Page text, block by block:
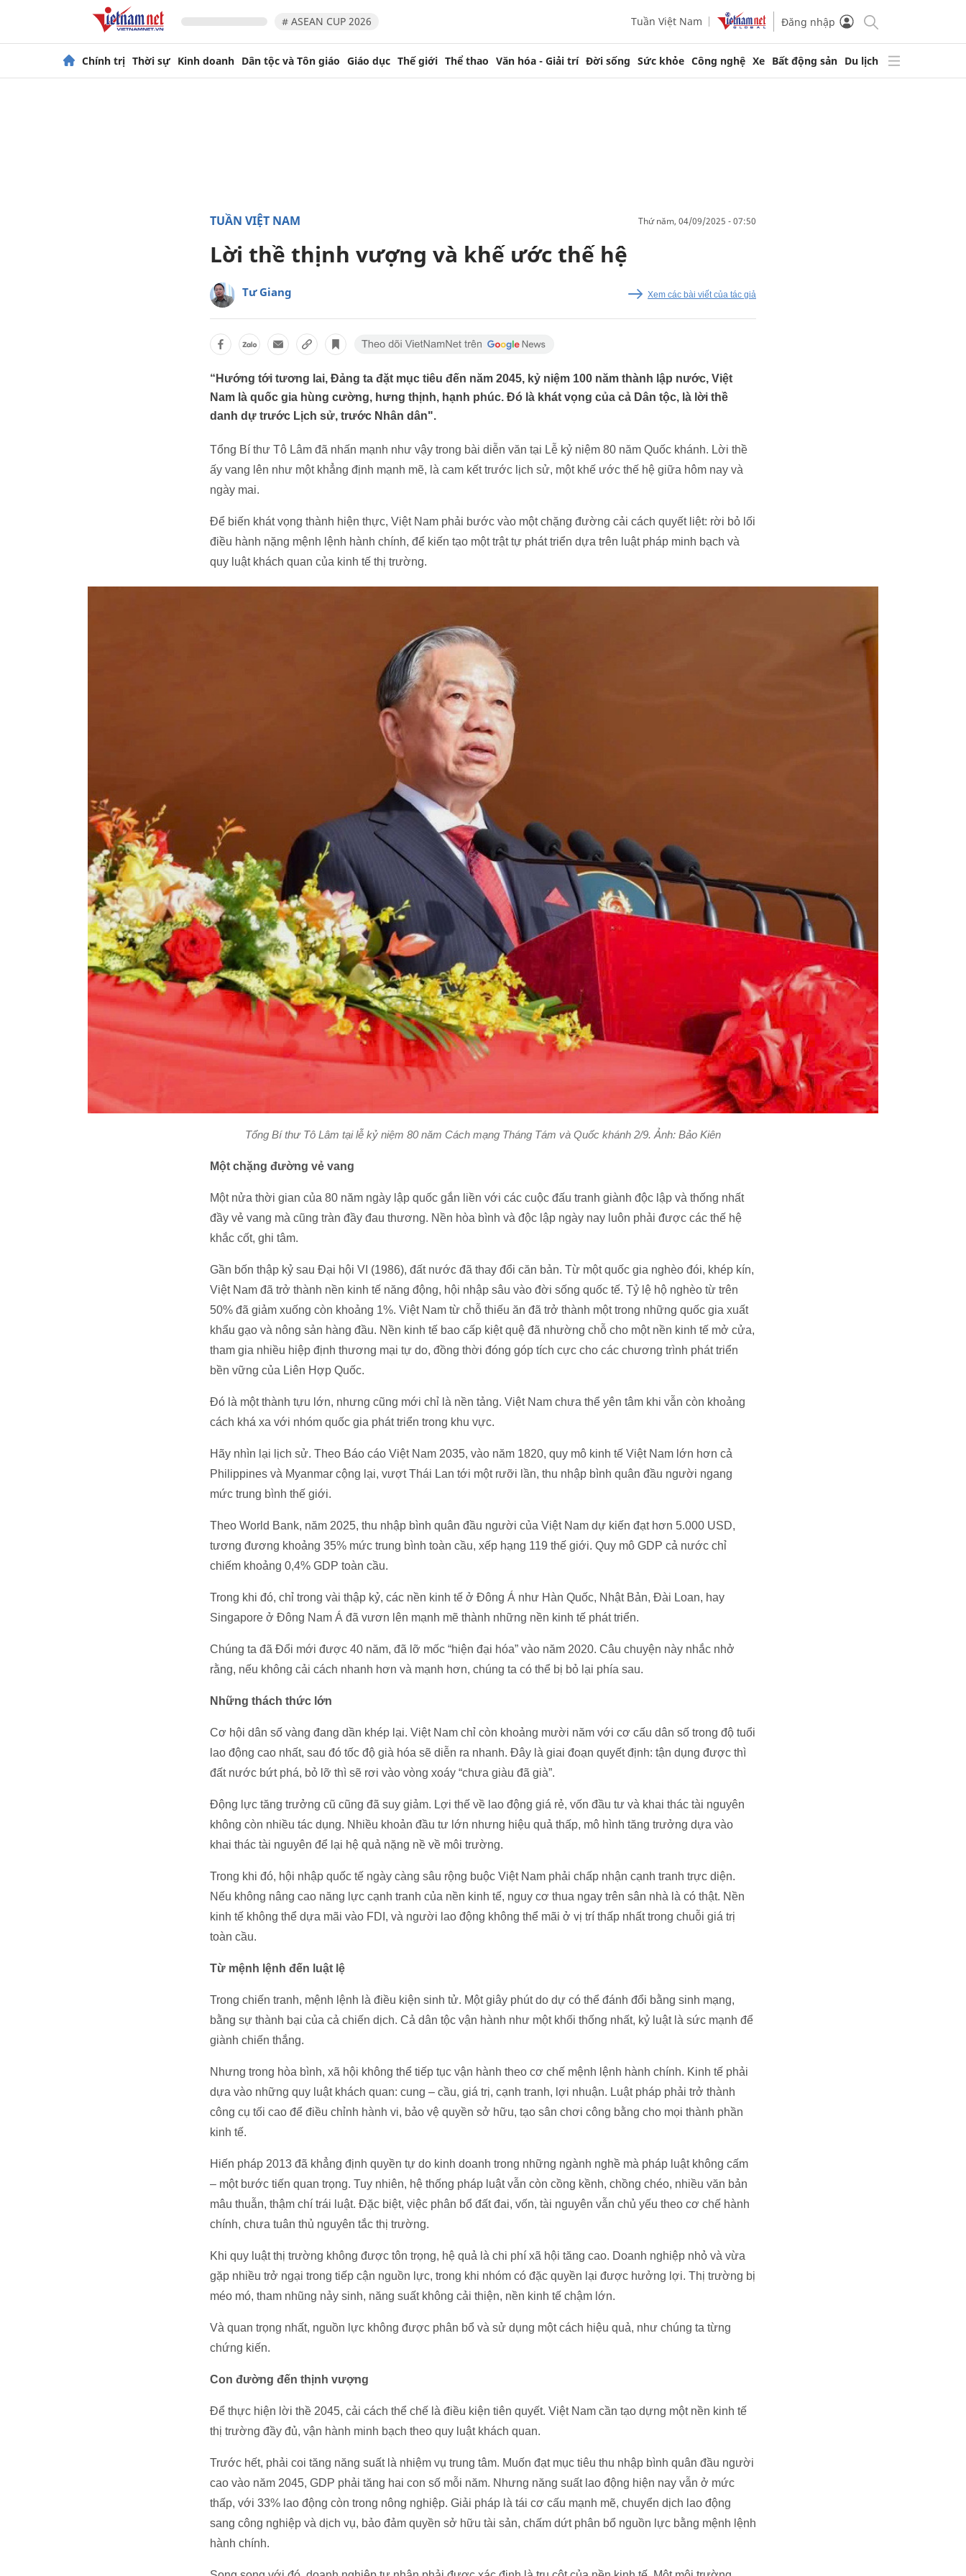
# ASEAN CUP 2026 Tuần Việt Nam Đăng nhập
Chính trị Thời sự Kinh doanh Dân tộc và Tôn giáo Giáo dục Thế giới Thể thao Văn hóa - Giải trí Đời sống Sức khỏe Công nghệ Xe Bất động sản Du lịch
TUẦN VIỆT NAM thứ năm, 04/09/2025 - 07:50
Lời thề thịnh vượng và khế ước thế hệ
Tư Giang Xem các bài viết của tác giả
“Hướng tới tương lai, Đảng ta đặt mục tiêu đến năm 2045, kỷ niệm 100 năm thành lập nước, Việt
Nam là quốc gia hùng cường, hưng thịnh, hạnh phúc. Đó là khát vọng của cả Dân tộc, là lời thề
danh dự trước Lịch sử, trước Nhân dân".
Tổng Bí thư Tô Lâm đã nhấn mạnh như vậy trong bài diễn văn tại Lễ kỷ niệm 80 năm Quốc khánh. Lời thề
ấy vang lên như một khẳng định mạnh mẽ, là cam kết trước lịch sử, một khế ước thế hệ giữa hôm nay và
ngày mai.
Để biến khát vọng thành hiện thực, Việt Nam phải bước vào một chặng đường cải cách quyết liệt: rời bỏ lối
điều hành nặng mệnh lệnh hành chính, để kiến tạo một trật tự phát triển dựa trên luật pháp minh bạch và
quy luật khách quan của kinh tế thị trường.
Tổng Bí thư Tô Lâm tại lễ kỷ niệm 80 năm Cách mạng Tháng Tám và Quốc khánh 2/9. Ảnh: Bảo Kiên
Một chặng đường vẻ vang
Một nửa thời gian của 80 năm ngày lập quốc gắn liền với các cuộc đấu tranh giành độc lập và thống nhất
đầy vẻ vang mà cũng tràn đầy đau thương. Nền hòa bình và độc lập ngày nay luôn phải được các thế hệ
khắc cốt, ghi tâm.
Gần bốn thập kỷ sau Đại hội VI (1986), đất nước đã thay đổi căn bản. Từ một quốc gia nghèo đói, khép kín,
Việt Nam đã trở thành nền kinh tế năng động, hội nhập sâu vào đời sống quốc tế. Tỷ lệ hộ nghèo từ trên
50% đã giảm xuống còn khoảng 1%. Việt Nam từ chỗ thiếu ăn đã trở thành một trong những quốc gia xuất
khẩu gạo và nông sản hàng đầu. Nền kinh tế bao cấp kiệt quệ đã nhường chỗ cho một nền kinh tế mở cửa,
tham gia nhiều hiệp định thương mại tự do, đồng thời đóng góp tích cực cho các chương trình phát triển
bền vững của Liên Hợp Quốc.
Đó là một thành tựu lớn, nhưng cũng mới chỉ là nền tảng. Việt Nam chưa thể yên tâm khi vẫn còn khoảng
cách khá xa với nhóm quốc gia phát triển trong khu vực.
Hãy nhìn lại lịch sử. Theo Báo cáo Việt Nam 2035, vào năm 1820, quy mô kinh tế Việt Nam lớn hơn cả
Philippines và Myanmar cộng lại, vượt Thái Lan tới một rưỡi lần, thu nhập bình quân đầu người ngang
mức trung bình thế giới.
Theo World Bank, năm 2025, thu nhập bình quân đầu người của Việt Nam dự kiến đạt hơn 5.000 USD,
tương đương khoảng 35% mức trung bình toàn cầu, xếp hạng 119 thế giới. Quy mô GDP cả nước chỉ
chiếm khoảng 0,4% GDP toàn cầu.
Trong khi đó, chỉ trong vài thập kỷ, các nền kinh tế ở Đông Á như Hàn Quốc, Nhật Bản, Đài Loan, hay
Singapore ở Đông Nam Á đã vươn lên mạnh mẽ thành những nền kinh tế phát triển.
Chúng ta đã Đổi mới được 40 năm, đã lỡ mốc “hiện đại hóa” vào năm 2020. Câu chuyện này nhắc nhở
rằng, nếu không cải cách nhanh hơn và mạnh hơn, chúng ta có thể bị bỏ lại phía sau.
Những thách thức lớn
Cơ hội dân số vàng đang dần khép lại. Việt Nam chỉ còn khoảng mười năm với cơ cấu dân số trong độ tuổi
lao động cao nhất, sau đó tốc độ già hóa sẽ diễn ra nhanh. Đây là giai đoạn quyết định: tận dụng được thì
đất nước bứt phá, bỏ lỡ thì sẽ rơi vào vòng xoáy “chưa giàu đã già”.
Động lực tăng trưởng cũ cũng đã suy giảm. Lợi thế về lao động giá rẻ, vốn đầu tư và khai thác tài nguyên
không còn nhiều tác dụng. Nhiều khoản đầu tư lớn nhưng hiệu quả thấp, mô hình tăng trưởng dựa vào
khai thác tài nguyên để lại hệ quả nặng nề về môi trường.
Trong khi đó, hội nhập quốc tế ngày càng sâu rộng buộc Việt Nam phải chấp nhận cạnh tranh trực diện.
Nếu không nâng cao năng lực cạnh tranh của nền kinh tế, nguy cơ thua ngay trên sân nhà là có thật. Nền
kinh tế không thể dựa mãi vào FDI, và người lao động không thể mãi ở vị trí thấp nhất trong chuỗi giá trị
toàn cầu.
Từ mệnh lệnh đến luật lệ
Trong chiến tranh, mệnh lệnh là điều kiện sinh tử. Một giây phút do dự có thể đánh đổi bằng sinh mạng,
bằng sự thành bại của cả chiến dịch. Cả dân tộc vận hành như một khối thống nhất, kỷ luật là sức mạnh để
giành chiến thắng.
Nhưng trong hòa bình, xã hội không thể tiếp tục vận hành theo cơ chế mệnh lệnh hành chính. Kinh tế phải
dựa vào những quy luật khách quan: cung – cầu, giá trị, cạnh tranh, lợi nhuận. Luật pháp phải trở thành
công cụ tối cao để điều chỉnh hành vi, bảo vệ quyền sở hữu, tạo sân chơi công bằng cho mọi thành phần
kinh tế.
Hiến pháp 2013 đã khẳng định quyền tự do kinh doanh trong những ngành nghề mà pháp luật không cấm
– một bước tiến quan trọng. Tuy nhiên, hệ thống pháp luật vẫn còn cồng kềnh, chồng chéo, nhiều văn bản
mâu thuẫn, thậm chí trái luật. Đặc biệt, việc phân bổ đất đai, vốn, tài nguyên vẫn chủ yếu theo cơ chế hành
chính, chưa tuân thủ nguyên tắc thị trường.
Khi quy luật thị trường không được tôn trọng, hệ quả là chi phí xã hội tăng cao. Doanh nghiệp nhỏ và vừa
gặp nhiều trở ngại trong tiếp cận nguồn lực, trong khi nhóm có đặc quyền lại được hưởng lợi. Thị trường bị
méo mó, tham nhũng nảy sinh, năng suất không cải thiện, nền kinh tế chậm lớn.
Và quan trọng nhất, nguồn lực không được phân bổ và sử dụng một cách hiệu quả, như chúng ta từng
chứng kiến.
Con đường đến thịnh vượng
Để thực hiện lời thề 2045, cải cách thể chế là điều kiện tiên quyết. Việt Nam cần tạo dựng một nền kinh tế
thị trường đầy đủ, vận hành minh bạch theo quy luật khách quan.
Trước hết, phải coi tăng năng suất là nhiệm vụ trung tâm. Muốn đạt mục tiêu thu nhập bình quân đầu người
cao vào năm 2045, GDP phải tăng hai con số mỗi năm. Nhưng năng suất lao động hiện nay vẫn ở mức
thấp, với 33% lao động còn trong nông nghiệp. Giải pháp là tái cơ cấu mạnh mẽ, chuyển dịch lao động
sang công nghiệp và dịch vụ, bảo đảm quyền sở hữu tài sản, chấm dứt phân bổ nguồn lực bằng mệnh lệnh
hành chính.